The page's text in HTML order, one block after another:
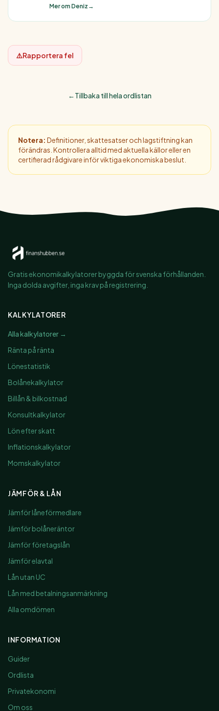
Mer om Deniz →
⚠️Rapportera fel
←Tillbaka till hela ordlistan
Notera: Definitioner, skattesatser och lagstiftning kan
förändras. Kontrollera alltid med aktuella källor eller en
certifierad rådgivare inför viktiga ekonomiska beslut.
Gratis ekonomikalkylatorer byggda för svenska förhållanden.
Inga dolda avgifter, inga krav på registrering.
KALKYLATORER
Alla kalkylatorer →
Ränta på ränta
Lönestatistik
Bolånekalkylator
Billån & bilkostnad
Konsultkalkylator
Lön efter skatt
Inflationskalkylator
Momskalkylator
JÄMFÖR & LÅN
Jämför låneförmedlare
Jämför bolåneräntor
Jämför företagslån
Jämför elavtal
Lån utan UC
Lån med betalningsanmärkning
Alla omdömen
INFORMATION
Guider
Ordlista
Privatekonomi
Om oss